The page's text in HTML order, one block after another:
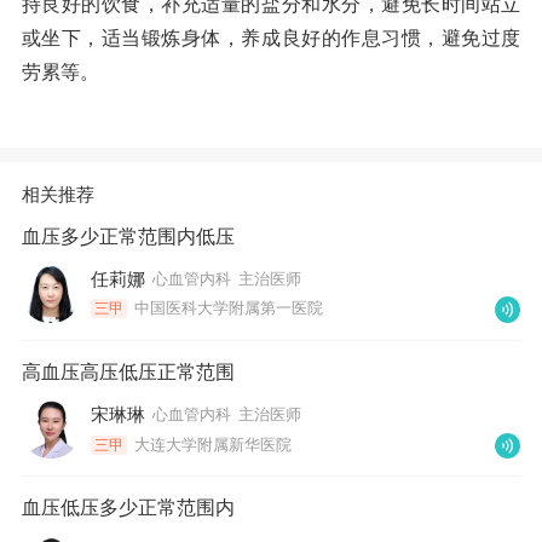
持良好的饮食，补充适量的盐分和水分，避免长时间站立
或坐下，适当锻炼身体，养成良好的作息习惯，避免过度
劳累等。
相关推荐
血压多少正常范围内低压
任莉娜 心血管内科 主治医师
三甲 中国医科大学附属第一医院
高血压高压低压正常范围
宋琳琳 心血管内科 主治医师
三甲 大连大学附属新华医院
血压低压多少正常范围内